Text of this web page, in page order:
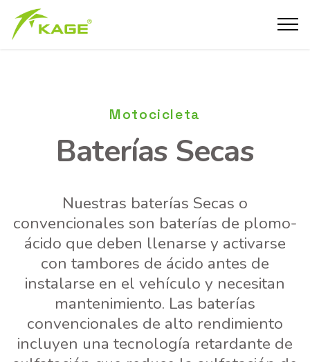
Motocicleta
Baterías Secas
Nuestras baterías Secas o
convencionales son baterías de plomo-
ácido que deben llenarse y activarse
con tambores de ácido antes de
instalarse en el vehículo y necesitan
mantenimiento. Las baterías
convencionales de alto rendimiento
incluyen una tecnología retardante de